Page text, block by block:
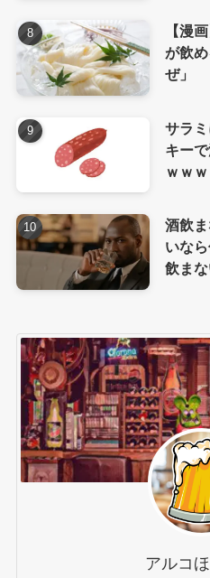
【漫
が飲
ぜ」
サラ
キー
ｗｗ
酒飲
いな
飲ま
アルコ